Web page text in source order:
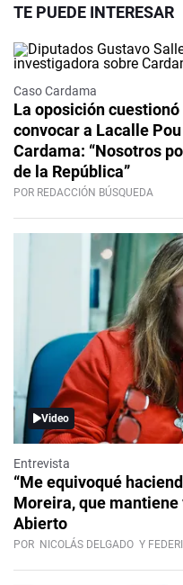
TE PUEDE INTERESAR
Caso Cardama
La oposición
convocar a Lacalle
Cardama: “Nosotros
de la República”
POR REDACCIÓN BÚSQUEDA
Video
Entrevista
“Me equivoqué
Moreira, que mantiene
Abierto
POR NICOLÁS DELGADO Y